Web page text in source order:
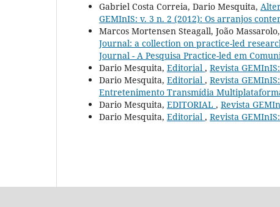
Gabriel Costa Correia, Dario Mesquita,
GEMInIS: v. 3 n. 2 (2012): Os arranjos
Marcos Mortensen Steagall, João
Journal: a collection on practice-led
Journal - A Pesquisa Practice-led em
Dario Mesquita, Editorial , Revista
Dario Mesquita, Editorial , Revista
Entretenimento Transmídia
Dario Mesquita, EDITORIAL , Revista
Dario Mesquita, Editorial , Revista